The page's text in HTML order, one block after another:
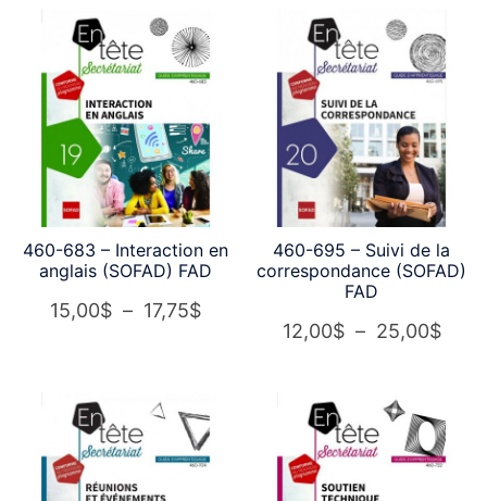
à
30,00$
à
460-683 – Interaction en
anglais (SOFAD) FAD
15,00$ – 17,75$Plage
à
17,75$
460-695 – Suivi de la
correspondance (SOFAD)
FAD
12,00$ – 25,00$
à